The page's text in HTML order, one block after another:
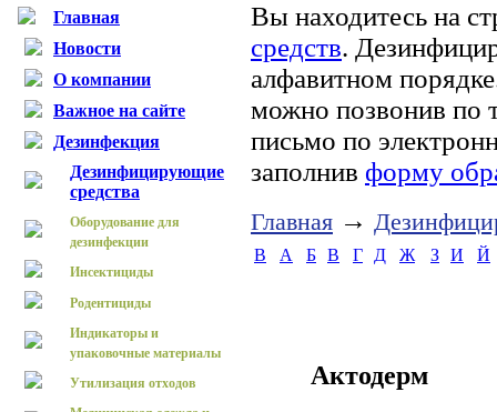
Главная
Новости
О компании
Важное на сайте
Дезинфекция
Дезинфицирующие
средства
Оборудование для
дезинфекции
Инсектициды
Родентициды
Индикаторы и
упаковочные материалы
Утилизация отходов
Вы находитесь на
средств.
алфавитном
можно позвонив по
письмо по
заполнив форму
Главная →
B А Б В Г Д Ж З И Й
Актодерм